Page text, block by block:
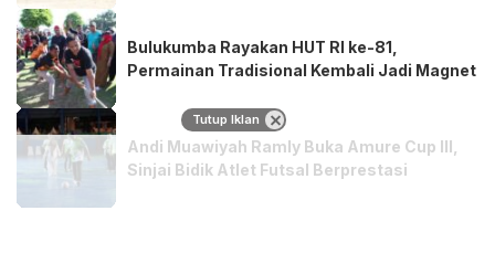
Bulukumba Rayakan HUT RI ke-81,
Permainan Tradisional Kembali Jadi Magnet
Andi Muawiyah Ramly Buka Amure Cup III,
Sinjai Bidik Atlet Futsal Berprestasi
Tutup Iklan